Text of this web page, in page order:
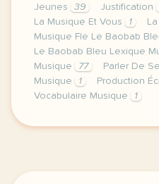
Jeunes
39 Justification
La Musique Et Vous
1
Musique Fle Le Baobab
Le Baobab Bleu Lexique
Musique
77
Parler De
Musique
1 Production
Vocabulaire Musique
1
image pixabay